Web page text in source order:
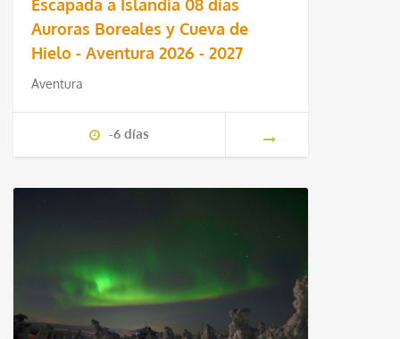
Escapada a Islandia 08 días
Auroras Boreales y Cueva de
Hielo - Aventura 2026 - 2027
Aventura
-6 días